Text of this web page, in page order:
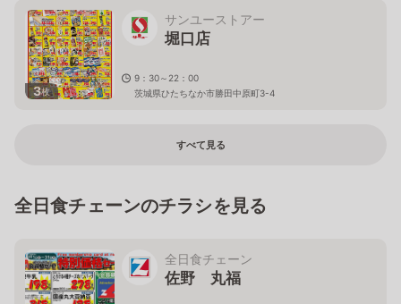
3枚
サンユーストアー
堀口店
9：30～22：00
茨城県ひたちなか市勝田中原町3-4
すべて見る
全日食チェーンのチラシを見る
全日食チェーン
佐野 丸福